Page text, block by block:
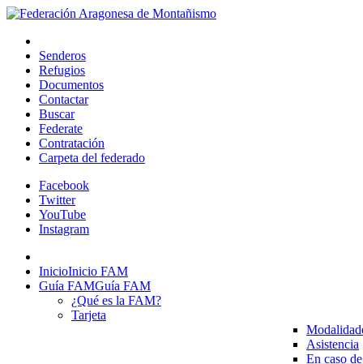
Senderos
Refugios
Documentos
Contactar
Buscar
Federate
Contratación
Carpeta del federado
Facebook
Twitter
YouTube
Instagram
InicioInicio FAM
Guía FAMGuía FAM
¿Qué es la FAM?
Tarjeta
Asistencia
En caso